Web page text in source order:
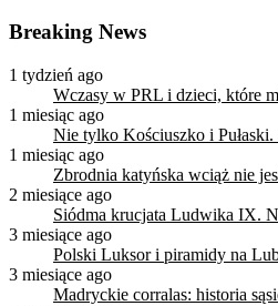
Breaking News
1 tydzień ago
Wczasy w PRL i dzieci, które
1 miesiąc ago
Nie tylko Kościuszko i
1 miesiąc ago
Zbrodnia katyńska wciąż nie
2 miesiące ago
Siódma krucjata Ludwika IX.
3 miesiące ago
Polski Luksor i piramidy na
3 miesiące ago
Madryckie corralas: historia